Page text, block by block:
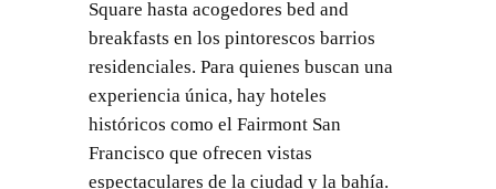
Square hasta acogedores bed and
breakfasts en los pintorescos barrios
residenciales. Para quienes buscan una
experiencia única, hay hoteles
históricos como el Fairmont San
Francisco que ofrecen vistas
espectaculares de la ciudad y la bahía.